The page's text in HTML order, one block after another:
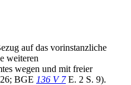
auf das vorinstanzliche
weiteren
wegen und mit freier
BGE 136 V 7E. 2 S. 9).